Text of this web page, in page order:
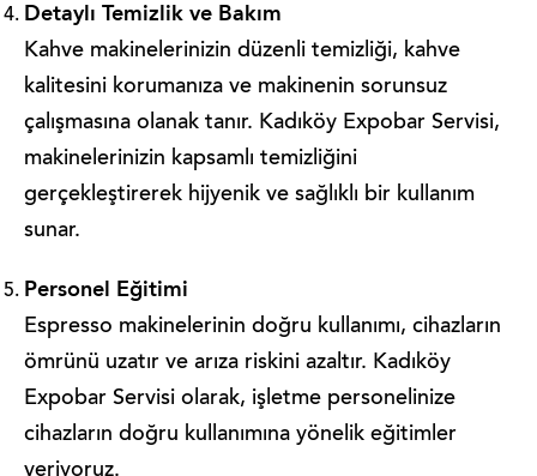
Detaylı Temizlik ve Bakım
Kahve makinelerinizin düzenli temizliği, kahve
kalitesini korumanıza ve makinenin sorunsuz
çalışmasına olanak tanır. Kadıköy Expobar Servisi,
makinelerinizin kapsamlı temizliğini
gerçekleştirerek hijyenik ve sağlıklı bir kullanım
sunar.
Personel Eğitimi
Espresso makinelerinin doğru kullanımı, cihazların
ömrünü uzatır ve arıza riskini azaltır. Kadıköy
Expobar Servisi olarak, işletme personelinize
cihazların doğru kullanımına yönelik eğitimler
veriyoruz.